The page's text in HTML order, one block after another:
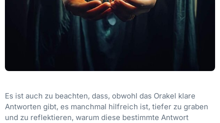
Es ist auch zu beachten, dass, obwohl das Orakel klare
Antworten gibt, es manchmal hilfreich ist, tiefer zu graben
und zu reflektieren, warum diese bestimmte Antwort